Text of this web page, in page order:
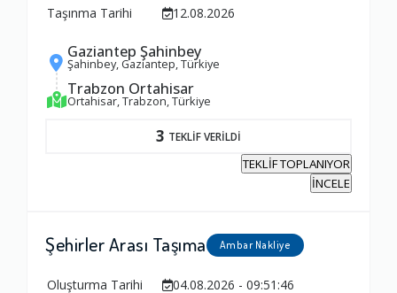
Taşınma Tarihi
12.08.2026
Gaziantep Şahinbey
Şahinbey, Gaziantep, Türkiye
Trabzon Ortahisar
Ortahisar, Trabzon, Türkiye
3 TEKLİF VERİLDİ
TEKLİF TOPLANIYOR
İNCELE
Şehirler Arası Taşıma Ambar Nakliye
Oluşturma Tarihi
04.08.2026 - 09:51:46
1.0
Firma Çalışanları